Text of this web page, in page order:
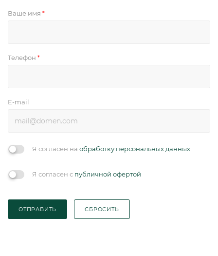
Ваше имя *
Телефон *
E-mail
Я согласен на обработку персональных данных
Я согласен с публичной офертой
ОТПРАВИТЬ СБРОСИТЬ